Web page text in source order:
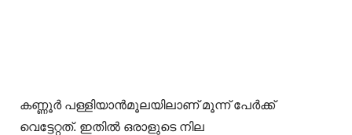
കണ്ണൂര്‍ പള്ളിയാന്‍മൂലയിലാണ് മൂന്ന് പേര്‍ക്ക്
വെട്ടേറ്റത്. ഇതില്‍ ഒരാളുടെ നില